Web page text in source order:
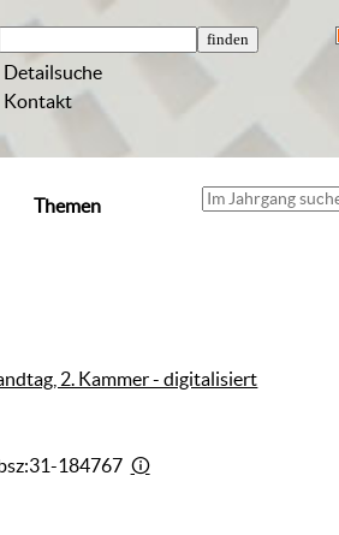
Detailsuche
Kontakt
Themen
2. Kammer - digitalisiert
184767